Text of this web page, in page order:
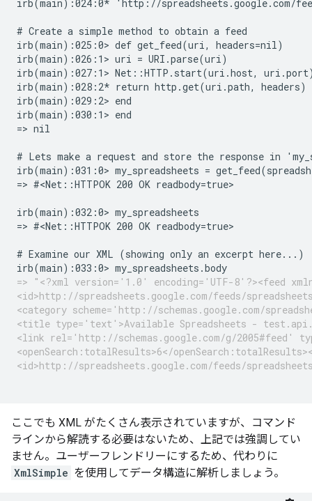
irb(main):024:0* 'http://spreadsheets.google.com/
# Create a simple method to obtain a feed
irb(main):025:0> def get_feed(uri, headers=nil)
irb(main):026:1> uri = URI.parse(uri)
irb(main):027:1> Net::HTTP.start(uri.host,
irb(main):028:2* return http.get(uri.path, headers)
irb(main):029:2> end
irb(main):030:1> end
=> nil
# Lets make a request and store the response in
irb(main):031:0> my_spreadsheets =
=> #<Net::HTTPOK 200 OK readbody=true>
irb(main):032:0> my_spreadsheets
=> #<Net::HTTPOK 200 OK readbody=true>
# Examine our XML (showing only an excerpt here...)
=> "<?xml version='1.0' encoding='UTF-8'?><feed
<id>http://spreadsheets.google.com/feeds/
<category scheme='http://schemas.google.com/
<title type='text'>Available Spreadsheets -
<link rel='http://schemas.google.com/g/2005#feed'
<openSearch:totalResults>6</
<id>http://spreadsheets.google.com/feeds/
ここでも XML がたくさん表示されていますが、コマンド
ラインから解読する必要はないため、上記では強調してい
ません。ユーザーフレンドリーにするため、代わりに
XmlSimple を使用してデータ構造に解析しましょう。